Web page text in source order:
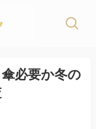
必要か冬の